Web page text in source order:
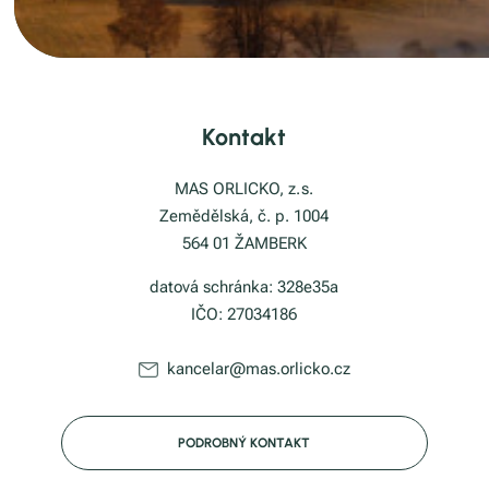
Kontakt
MAS ORLICKO, z. s.
Zemědělská, č. p. 1004
564 01 ŽAMBERK
datová schránka: 328e35a
IČO: 27034186
kancelar@mas.orlicko.cz
PODROBNÝ KONTAKT